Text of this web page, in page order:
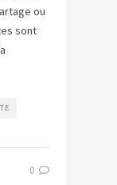
ou
sont
0